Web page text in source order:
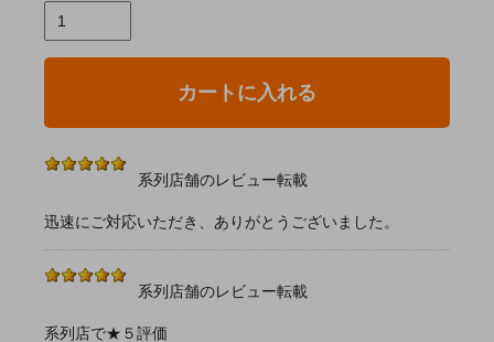
カートに入れる
系列店舗のレビュー転載
迅速にご対応いただき、ありがとうございました。
系列店舗のレビュー転載
系列店で★５評価